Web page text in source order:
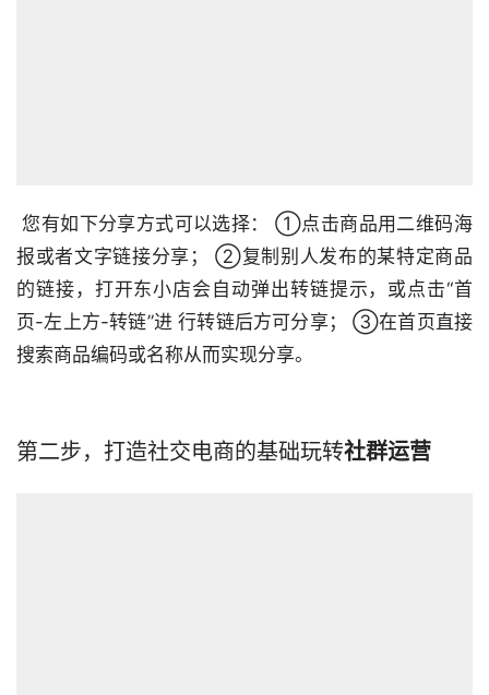
您有如下分享方式可以选择： ①点击商品用二维码海
报或者文字链接分享； ②复制别人发布的某特定商品
的链接，打开东小店会自动弹出转链提示，或点击“首
页-左上方-转链”进 行转链后方可分享； ③在首页直接
搜索商品编码或名称从而实现分享。
第二步，打造社交电商的基础玩转社群运营